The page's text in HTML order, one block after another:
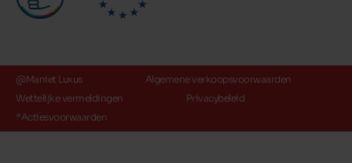
@Maniet Luxus
Algemene verkoopsvoorwaarden
Wettelijke vermeldingen
Privacybeleid
*Actiesvoorwaarden